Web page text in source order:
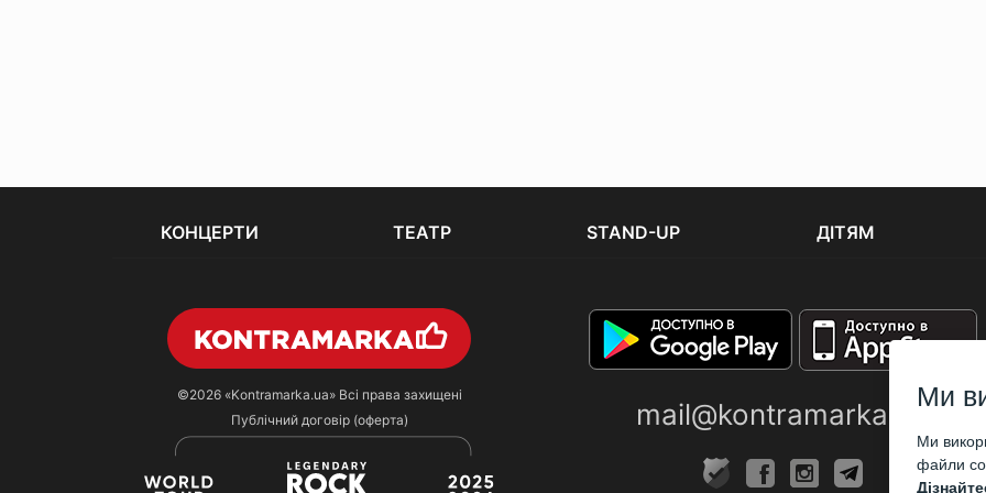
КОНЦЕРТИ ТЕАТР STAND-UP ДІТЯМ
©2026 «Kontramarka.ua»Всі права захищені
Публічний договір (оферта)
mail@kontramarka.ua
Ми
Ми
файли